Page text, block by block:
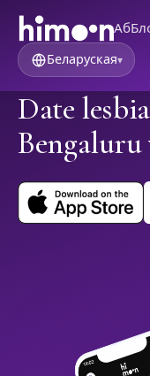
Аб
Беларуская▾
Date